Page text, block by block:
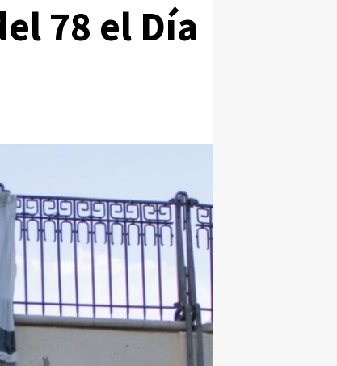
78 el Día